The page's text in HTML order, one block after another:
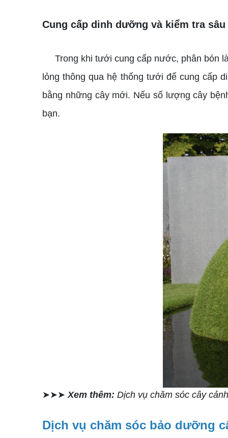
Cung cấp dinh dưỡng và kiểm tra sâu
Trong khi tưới cung cấp nước, phân bón
lỏng thông qua hệ thống tưới để cung cấp
bằng những cây mới. Nếu số lượng cây
bạn.
➤➤➤Xem thêm: Dịch vụ chăm sóc cây
Dịch vụ chăm sóc bảo dưỡng